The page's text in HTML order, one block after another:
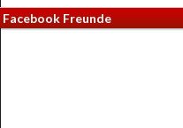
Facebook Freunde